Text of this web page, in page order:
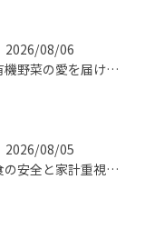
2026/08/06
有機野菜の愛を届ける宅配の魅力
2026/08/05
食の安全と家計重視の有機野菜宅配を大阪府で始めるコツ